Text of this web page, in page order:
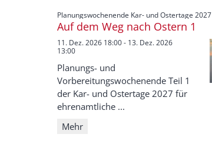
Planungswochenende Kar- und Ostertage 2027:
Auf dem Weg nach Ostern 1
11. Dez. 2026 18:00 - 13. Dez. 2026
13:00
Planungs- und
Vorbereitungswochenende Teil 1
der Kar- und Ostertage 2027 für
ehrenamtliche ...
Mehr